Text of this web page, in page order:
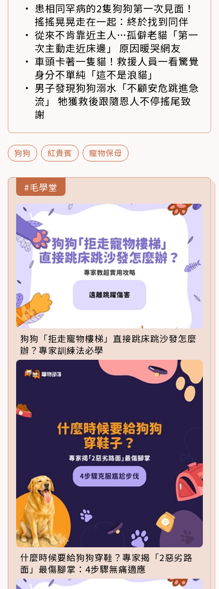
患相同罕病的2隻狗狗第一次見面！
搖搖晃晃走在一起：終於找到同伴
從來不肯靠近主人…孤僻老貓「第一
次主動走近床邊」 原因暖哭網友
車頭卡著一隻貓！救援人員一看驚覺
身分不單純「這不是浪貓」
男子發現狗狗溺水「不顧安危跳進急
流」 牠獲救後跟隨恩人不停搖尾致
謝
狗狗 紅貴賓 寵物保母
#毛學堂
狗狗「拒走寵物樓梯」直接跳床跳沙發怎麼
辦？專家訓練法必學
什麼時候要給狗狗穿鞋？專家揭「2惡劣路
面」最傷腳掌：4步驟無痛適應